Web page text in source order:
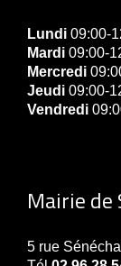
Lundi 09:00-
Mardi 09:00-
Mercredi
Jeudi 09:00-
Vendredi
Mairie de
5 rue